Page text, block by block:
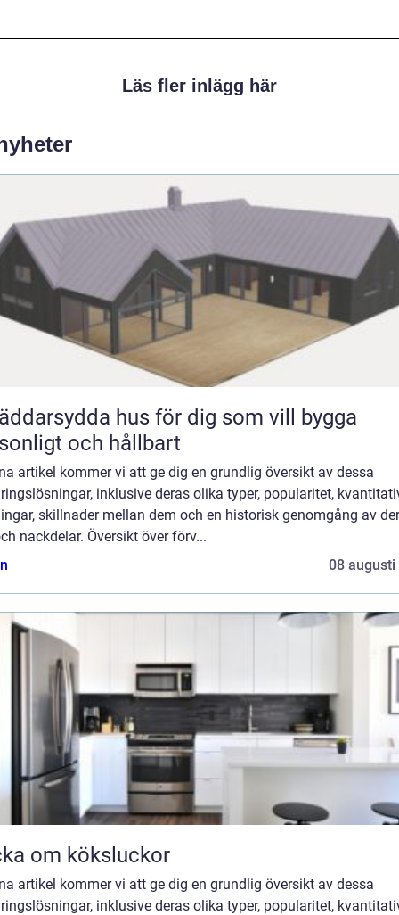
Läs fler inlägg här
hus för dig som vill bygga
och hållbart
artikel kommer vi att ge dig en grundlig översikt av dessa
inklusive deras olika typer, popularitet,
skillnader mellan dem och en historisk genomgång av
nackdelar. Översikt över förv...
08 augusti
om köksluckor
artikel kommer vi att ge dig en grundlig översikt av dessa
inklusive deras olika typer, popularitet,